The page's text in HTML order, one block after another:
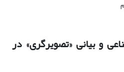
و بیانی «تصویرگری» در